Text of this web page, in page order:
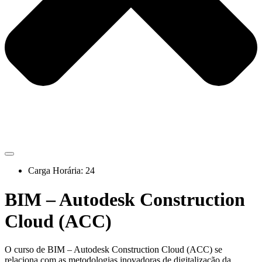
Carga Horária: 24
BIM – Autodesk Construction
Cloud (ACC)
O curso de BIM – Autodesk Construction Cloud (ACC) se